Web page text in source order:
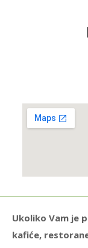
Ukoliko Vam je
kafiće,